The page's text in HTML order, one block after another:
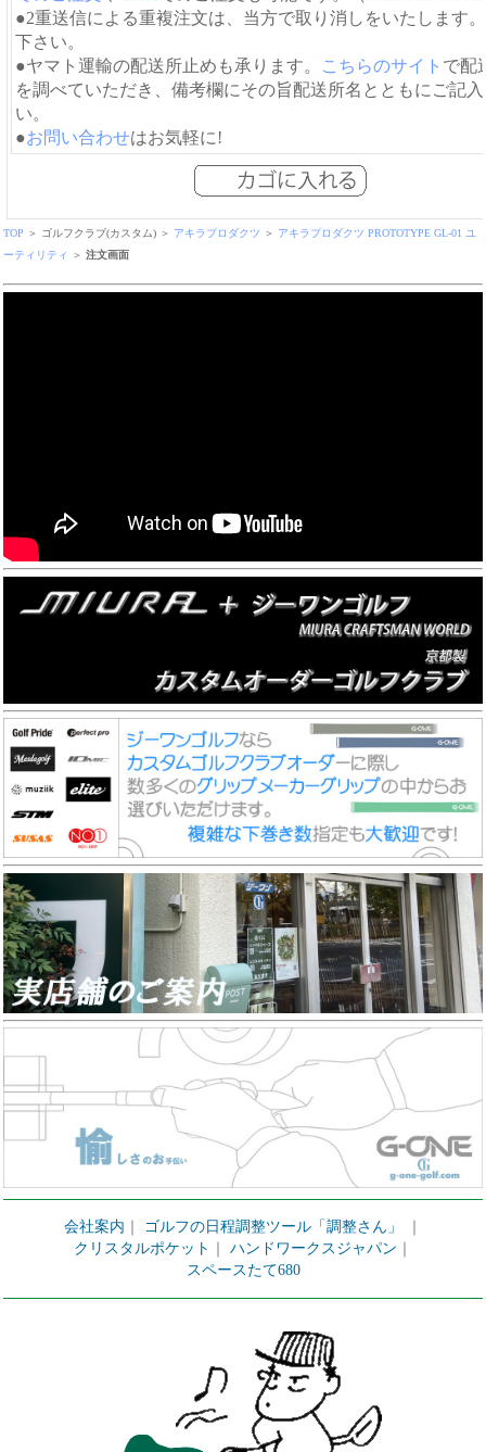
●2重送信による重複注文は、当方で取り消しをいたします
下さい。
●ヤマト運輸の配送所止めも承ります。
こちらのサイト で配
を調べていただき、備考欄にその旨配送所名とともにご記
い。
●お問い合わせはお気軽に!
TOP ＞ ゴルフクラブ(カスタム) ＞ アキラプロダクツ ＞ アキラプロダクツ PROTOTYPE GL-01 ユ
ーティリティ
＞ 注文画面
会社案内 ゴルフの日程調整ツール「調整さん」
クリスタルポケット
ハンドワークスジャパン
スペースたて680